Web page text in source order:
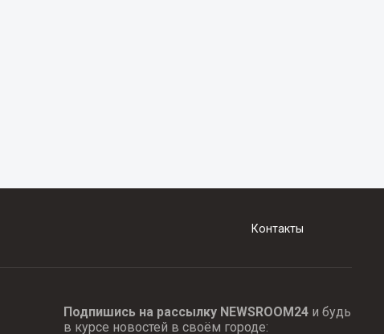
Контакты
Подпишись на рассылку NEWSROOM24и будь
в курсе новостей в своём городе: